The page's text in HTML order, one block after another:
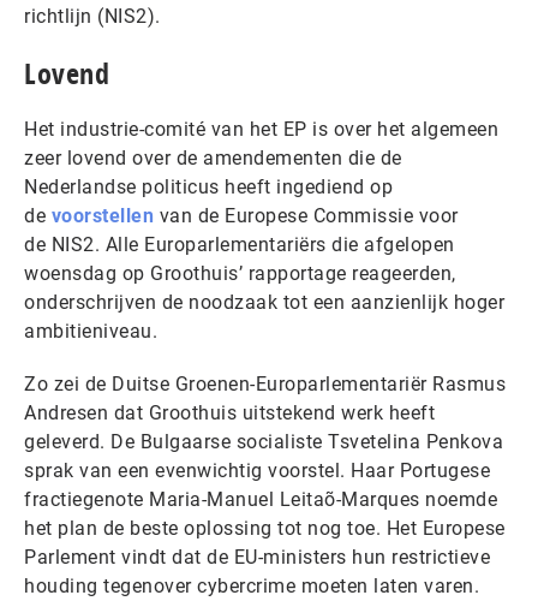
richtlijn (NIS2).
Lovend
Het industrie-comité van het EP is over het algemeen
zeer lovend over de amendementen die de
Nederlandse politicus heeft ingediend op
de voorstellen van de Europese Commissie voor
de NIS2. Alle Europarlementariërs die afgelopen
woensdag op Groothuis’ rapportage reageerden,
onderschrijven de noodzaak tot een aanzienlijk hoger
ambitieniveau.
Zo zei de Duitse Groenen-Europarlementariër Rasmus
Andresen dat Groothuis uitstekend werk heeft
geleverd. De Bulgaarse socialiste Tsvetelina Penkova
sprak van een evenwichtig voorstel. Haar Portugese
fractiegenote Maria-Manuel Leitaõ-Marques noemde
het plan de beste oplossing tot nog toe. Het Europese
Parlement vindt dat de EU-ministers hun restrictieve
houding tegenover cybercrime moeten laten varen.